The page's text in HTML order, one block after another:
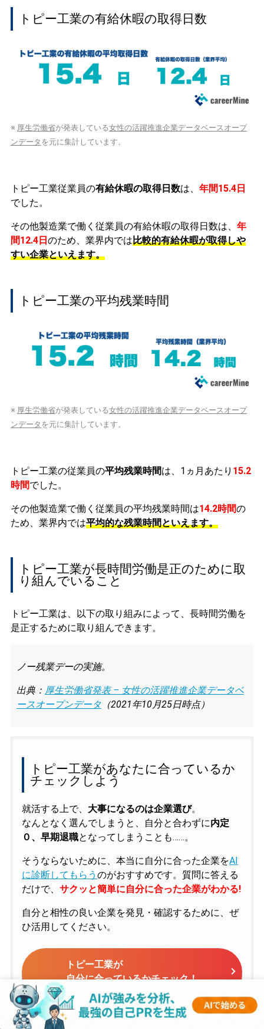
トピー工業の有給休暇の取得日数
※ 厚生労働省が発表している女性の活躍推進企業データベースオープ
ンデータ を元に集計しています。
トピー工業従業員の有給休暇の取得日数は、 年間15.4日
でした。
その他製造業で働く従業員の有給休暇の取得日数は、 年
間12.4日 のため、業界内では比較的有給休暇が取得しや
すい企業といえます。
トピー工業の平均残業時間
※ 厚生労働省が発表している女性の活躍推進企業データベースオープ
ンデータ を元に集計しています。
トピー工業の従業員の平均残業時間は、1ヵ月あたり 15.2
時間でした。
その他製造業で働く従業員の平均残業時間は14.2時間の
ため、業界内では平均的な残業時間といえます。
トピー工業が長時間労働是正のために取
り組んでいること
トピー工業は、以下の取り組みによって、長時間労働を
是正するために取り組んできます。
ノー残業デーの実施。
出典： 厚生労働省発表 – 女性の活躍推進企業データベ
ースオープンデータ（2021年10月25日時点）
トピー工業があなたに合っているか
チェックしよう
就活する上で、 大事になるのは企業選び。
なんとなく選んでしまうと、自分と合わずに内定
０、早期退職となってしまうことも……。
そうならないために、本当に自分に合った企業をAI
に診断してもらう のがおすすめです。質問に答える
だけで、 サクッと簡単に自分に合った企業がわかる!
自分と相性の良い企業を発見・確認するために、ぜ
ひ活用してください。
トピー工業が
自分に合っているかチェック！